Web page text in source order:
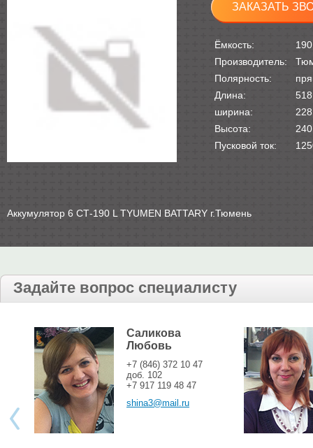
ЗАКАЗАТЬ
Ёмкость:
190
Производитель:
Полярность:
Длина:
518
ширина:
228
Высота:
240
Пусковой ток:
Аккумулятор 6 СТ-190 L TYUMEN BATTARY г.Тюмень
Задайте вопрос специалисту
Саликова
Любовь
+7 (846) 372 10 47
доб. 102
+7 917 119 48 47
shina3@mail.ru